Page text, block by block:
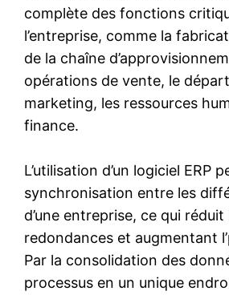
complète des fonctions
l’entreprise, comme la
de la chaîne
opérations de vente, le
marketing, les ressources
finance.
L’utilisation d’un logiciel ERP
synchronisation entre les
d’une entreprise, ce qui réduit
redondances et augmentant
Par la consolidation des
processus en un unique